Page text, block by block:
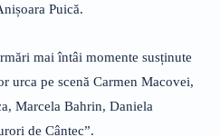
Puică.
mai întâi momente susținute
urca pe scenă Carmen Macovei,
Marcela Bahrin, Daniela
de Cântec”.